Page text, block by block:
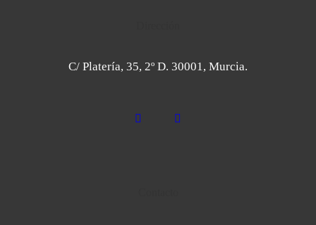
C/ Platería, 35, 2º D. 30001, Murcia.